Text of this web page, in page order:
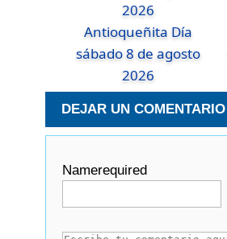
Antioqueñita Día
sábado 8 de agosto
2026
DEJAR UN COMENTARIO
Namerequired